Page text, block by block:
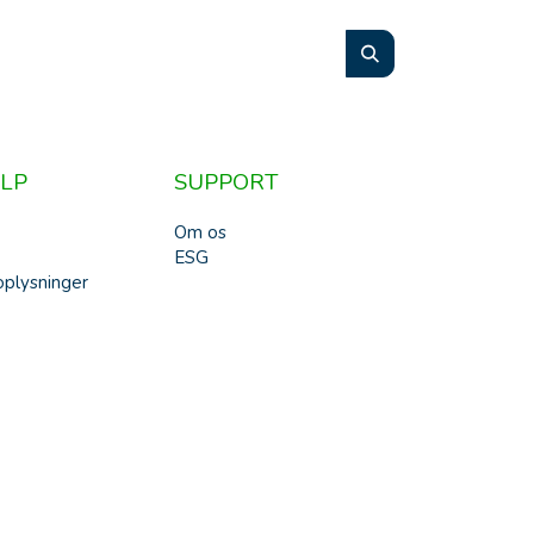
SUPPORT
Om os
ESG